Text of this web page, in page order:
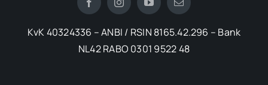
KvK 40324336 – ANBI / RSIN 8165.42.296 – Bank
NL42 RABO 0301 9522 48